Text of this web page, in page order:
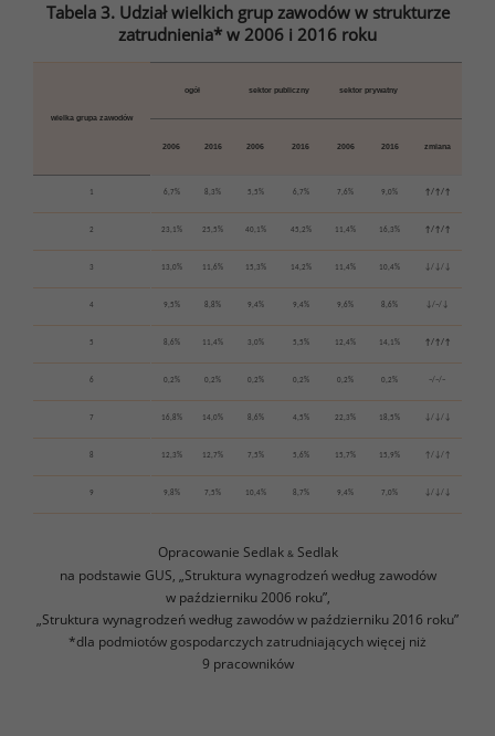
Tabela 3. Udział wielkich grup zawodów w strukturze
zatrudnienia* w 2006 i 2016 roku
wielka grupa zawodów
ogół sektor publiczny sektor prywatny
2006 2016 2006 2016 2006 2016 zmiana
1 6,7% 8,3% 5,5% 6,7% 7,6% 9,0% ↑/↑/↑
2 23,1% 25,5% 40,1% 45,2% 11,4% 16,3% ↑/↑/↑
3 13,0% 11,6% 15,3% 14,2% 11,4% 10,4% ↓/↓/↓
4 9,5% 8,8% 9,4% 9,4% 9,6% 8,6% ↓/−/↓
5 8,6% 11,4% 3,0% 5,5% 12,4% 14,1% ↑/↑/↑
6 0,2% 0,2% 0,2% 0,2% 0,2% 0,2% −/−/−
7 16,8% 14,0% 8,6% 4,5% 22,3% 18,5% ↓/↓/↓
8 12,3% 12,7% 7,5% 5,6% 15,7% 15,9% ↑/↓/↑
9 9,8% 7,5% 10,4% 8,7% 9,4% 7,0% ↓/↓/↓
Opracowanie Sedlak &Sedlak
na podstawie GUS, „Struktura wynagrodzeń według zawodów
w październiku 2006 roku”,
„Struktura wynagrodzeń według zawodów w październiku 2016 roku”
*dla podmiotów gospodarczych zatrudniających więcej niż
9 pracowników